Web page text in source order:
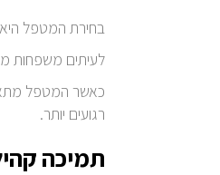
בחירת המטפל היא
לעיתים משפחות
כאשר המטפל
רגועים יותר.
תמיכה